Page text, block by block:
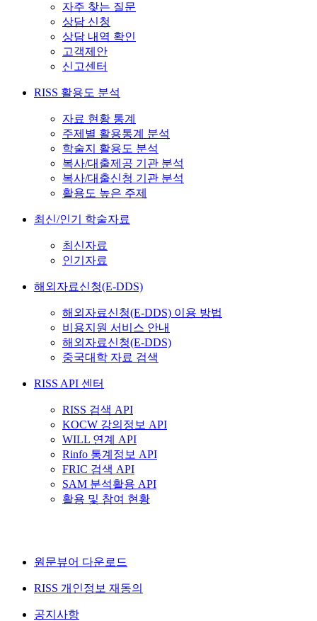
자주 찾는 질문
상담 신청
상담 내역 확인
고객제안
신고센터
RISS 활용도 분석
자료 현황 통계
주제별 활용통계 분석
학술지 활용도 분석
복사/대출제공 기관 분석
복사/대출신청 기관 분석
활용도 높은 주제
최신/인기 학술자료
최신자료
인기자료
해외자료신청(E-DDS)
해외자료신청(E-DDS) 이용 방법
비용지원 서비스 안내
해외자료신청(E-DDS)
중국대학 자료 검색
RISS API 센터
RISS 검색 API
KOCW 강의정보 API
WILL 연계 API
Rinfo 통계정보 API
FRIC 검색 API
SAM 분석활용 API
활용 및 참여 현황
원문뷰어 다운로드
RISS 개인정보 재동의
공지사항